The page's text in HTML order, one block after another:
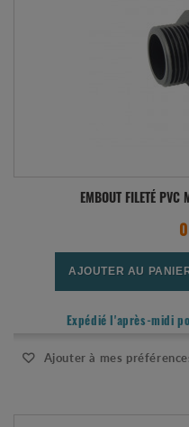
EMBOUT FILETÉ
AJOUTER AU
Expédié l'après-midi
Ajouter à mes